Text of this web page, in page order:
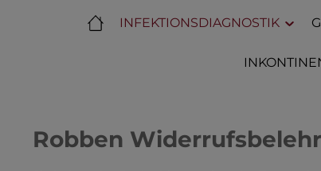
INFEKTIONSDIAGNOSTIK
Robben